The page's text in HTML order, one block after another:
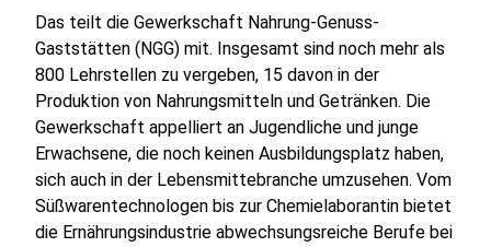
Das teilt die Gewerkschaft Nahrung-Genuss-
Gaststätten (NGG) mit. Insgesamt sind noch mehr als
800 Lehrstellen zu vergeben, 15 davon in der
Produktion von Nahrungsmitteln und Getränken. Die
Gewerkschaft appelliert an Jugendliche und junge
Erwachsene, die noch keinen Ausbildungsplatz haben,
sich auch in der Lebensmittebranche umzusehen. Vom
Süßwarentechnologen bis zur Chemielaborantin bietet
die Ernährungsindustrie abwechsungsreiche Berufe bei